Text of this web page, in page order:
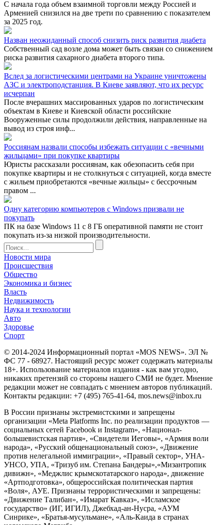
С начала года объем взаимной торговли между Россией и
Арменией снизился на две трети по сравнению с показателем
за 2025 год.
Назван неожиданный способ снизить риск развития диабета
Собственный сад возле дома может быть связан со снижением
риска развития сахарного диабета второго типа.
Вслед за логистическими центрами на Украине уничтожены
АЗС и электроподстанция. В Киеве заявляют, что их ресурс
исчерпан
После вчерашних массированных ударов по логистическим
объектам в Киеве и Киевской области российские
Вооруженные силы продолжили действия, направленные на
вывод из строя инф...
Россиянам назвали способы избежать ситуации с «вечными
жильцами» при покупке квартиры
Юристы рассказали россиянам, как обезопасить себя при
покупке квартиры и не столкнуться с ситуацией, когда вместе
с жильем приобретаются «вечные жильцы» с бессрочным
правом ...
Одну категорию компьютеров с Windows призвали не
покупать
ПК на базе Windows 11 с 8 ГБ оперативной памяти не стоит
покупать из-за низкой производительности.
Новости мира
Происшествия
Общество
Экономика и бизнес
Власть
Недвижимость
Наука и технологии
Авто
Здоровье
Спорт
© 2014-2024 Информационный портал «MOS NEWS». ЭЛ №
ФС 77 - 68927. Настоящий ресурс может содержать материалы
18+. Использование материалов издания - как вам угодно,
никаких претензий со стороны нашего СМИ не будет. Мнение
редакции может не совпадать с мнением авторов публикаций.
Контакты редакции: +7 (495) 765-41-64, mos.news@inbox.ru
В России признаны экстремистскими и запрещены
организации «Meta Platforms Inc. по реализации продуктов —
социальных сетей Facebook и Instagram», «Национал-
большевистская партия», «Свидетели Иеговы», «Армия воли
народа», «Русский общенациональный союз», «Движение
против нелегальной иммиграции», «Правый сектор», УНА-
УНСО, УПА, «Тризуб им. Степана Бандеры»,«Мизантропик
дивижн», «Меджлис крымскотатарского народа», движение
«Артподготовка», общероссийская политическая партия
«Воля», АУЕ. Признаны террористическими и запрещены:
«Движение Талибан», «Имарат Кавказ», «Исламское
государство» (ИГ, ИГИЛ), Джебхад-ан-Нусра, «АУМ
Синрике», «Братья-мусульмане», «Аль-Каида в странах